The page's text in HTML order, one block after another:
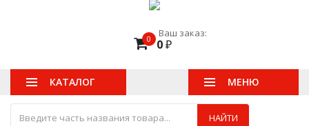
0 Ваш заказ:
0₽
КАТАЛОГ
НАЙТИ
МЕНЮ